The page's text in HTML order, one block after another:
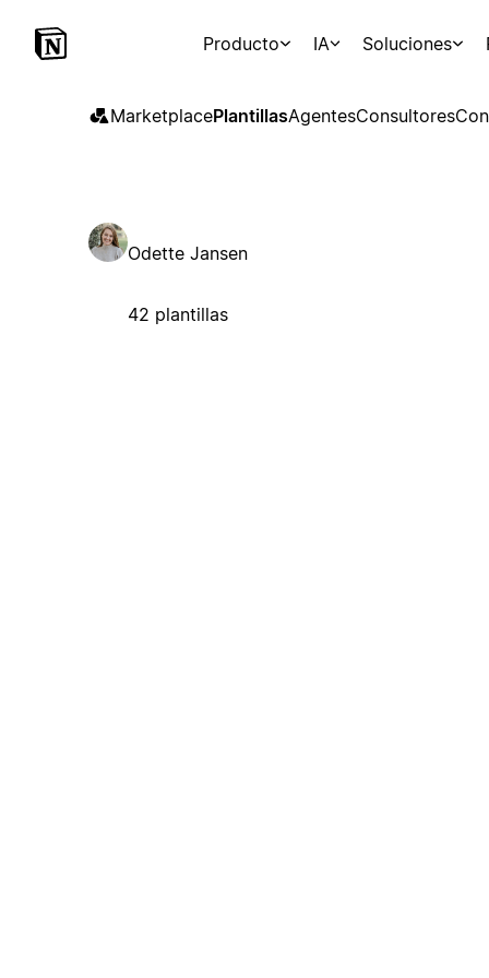
Producto IA Soluciones
MarketplacePlantillasAgentesConsultores
Odette Jansen
42 plantillas